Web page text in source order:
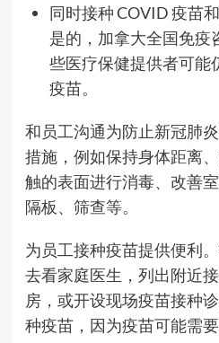
同时接种 COVID 疫苗
是的，加拿大全国免疫
些医疗保健提供者可能
疫苗。
和员工沟通为防止新冠肺
措施，例如保持身体距离
触的表面进行消毒、改善
隔板、筛查等。
为员工接种疫苗提供便利
去看家庭医生，列出附近
房，或开设现场疫苗接种
种疫苗，因为疫苗可能需